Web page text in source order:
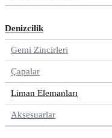
Denizcilik
Gemi Zincirleri
Çapalar
Liman Elemanları
Aksesuarlar